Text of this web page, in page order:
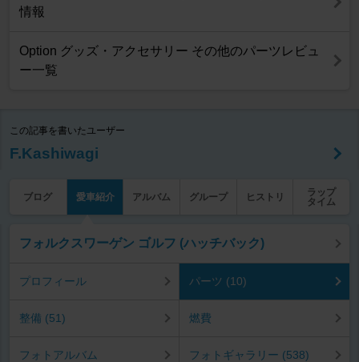
情報
Option グッズ・アクセサリー その他のパーツレビュ
ー一覧
この記事を書いたユーザー
F.Kashiwagi
ブログ 愛車紹介 アルバム グループ ヒストリ
ラップ
タイム
フォルクスワーゲン ゴルフ (ハッチバック)
プロフィール パーツ (10)
整備 (51) 燃費
フォトアルバム フォトギャラリー (538)